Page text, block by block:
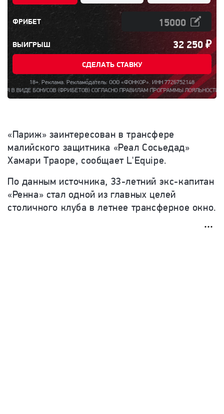
ФРИБЕТ
ВЫИГРЫШ 32 250₽
СДЕЛАТЬ СТАВКУ
18+. Реклама. Рекламодатель: ООО «ФОНКОР». ИНН 7726752148
(ФРИБЕТОВ) СОГЛАСНО ПРАВИЛАМ ПРОГРАММЫ ЛОЯЛЬНОСТИ «БОНУС ЗА
«Париж» заинтересован в трансфере
малийского защитника «Реал Сосьедад»
Хамари Траоре, сообщает L'Equipe.
По данным источника, 33-летний экс-капитан
«Ренна» стал одной из главных целей
столичного клуба в летнее трансферное окно.